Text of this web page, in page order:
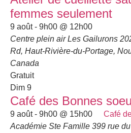
femmes seulement
9 août - 9h00@ 12h00
Centre plein air Les Gailurons
Rd, Haut-Rivière-du-Portage,
Canada
Gratuit
Dim 9
Café des Bonnes
9 août - 9h00@ 15h00
Café
Académie Ste Famille 399 rue